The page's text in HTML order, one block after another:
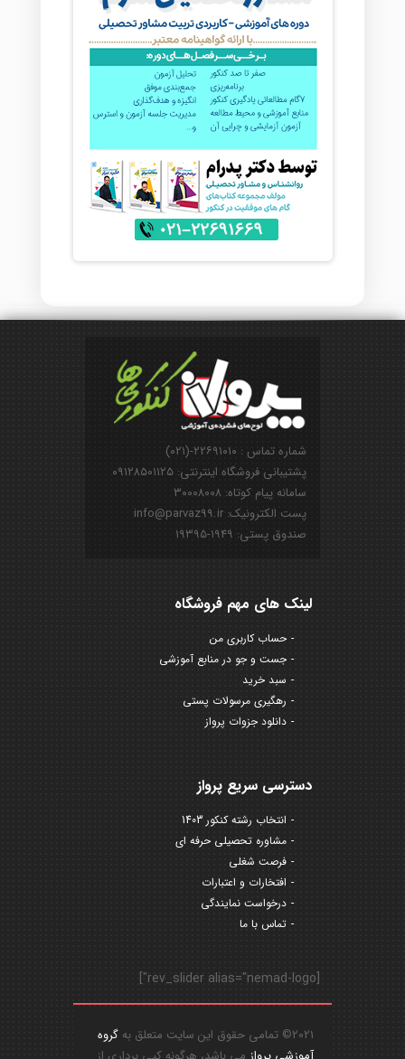
شماره تماس : ۲۲۶۹۱۰۱۰-(۰۲۱)
پشتیبانی فروشگاه اینترنتی: ۰۹۱۲۸۵۰۱۱۲۵
سامانه پیام کوتاه: ۳۰۰۰۸۰۰۸
پست الکترونیک: info@parvaz99.ir
صندوق پستی: ۱۹۴۹-۱۹۳۹۵
لینک های مهم فروشگاه
حساب کاربری من
جست و جو در منابع آموزشی
سبد خرید
رهگیری مرسولات پستی
دانلود جزوات پرواز
دسترسی سریع پرواز
انتخاب رشته کنکور 1403
مشاوره تحصیلی حرفه ای
فرصت شغلی
افتخارات و اعتبارات
درخواست نمایندگی
تماس با ما
[rev_slider alias="nemad-logo"]
2021© تمامی حقوق این سایت متعلق به
گروه